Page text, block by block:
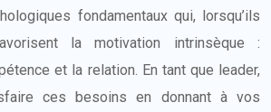
fondamentaux qui, lorsqu’ils
la motivation intrinsèque :
et la relation. En tant que leader,
ces besoins en donnant à vos